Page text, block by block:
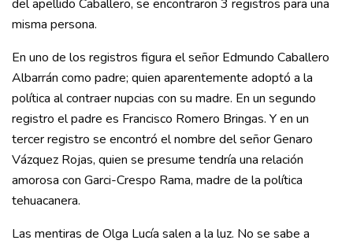
del apellido Caballero, se encontraron 3 registros para una
misma persona.
En uno de los registros figura el señor Edmundo Caballero
Albarrán como padre; quien aparentemente adoptó a la
política al contraer nupcias con su madre. En un segundo
registro el padre es Francisco Romero Bringas. Y en un
tercer registro se encontró el nombre del señor Genaro
Vázquez Rojas, quien se presume tendría una relación
amorosa con Garci-Crespo Rama, madre de la política
tehuacanera.
Las mentiras de Olga Lucía salen a la luz. No se sabe a